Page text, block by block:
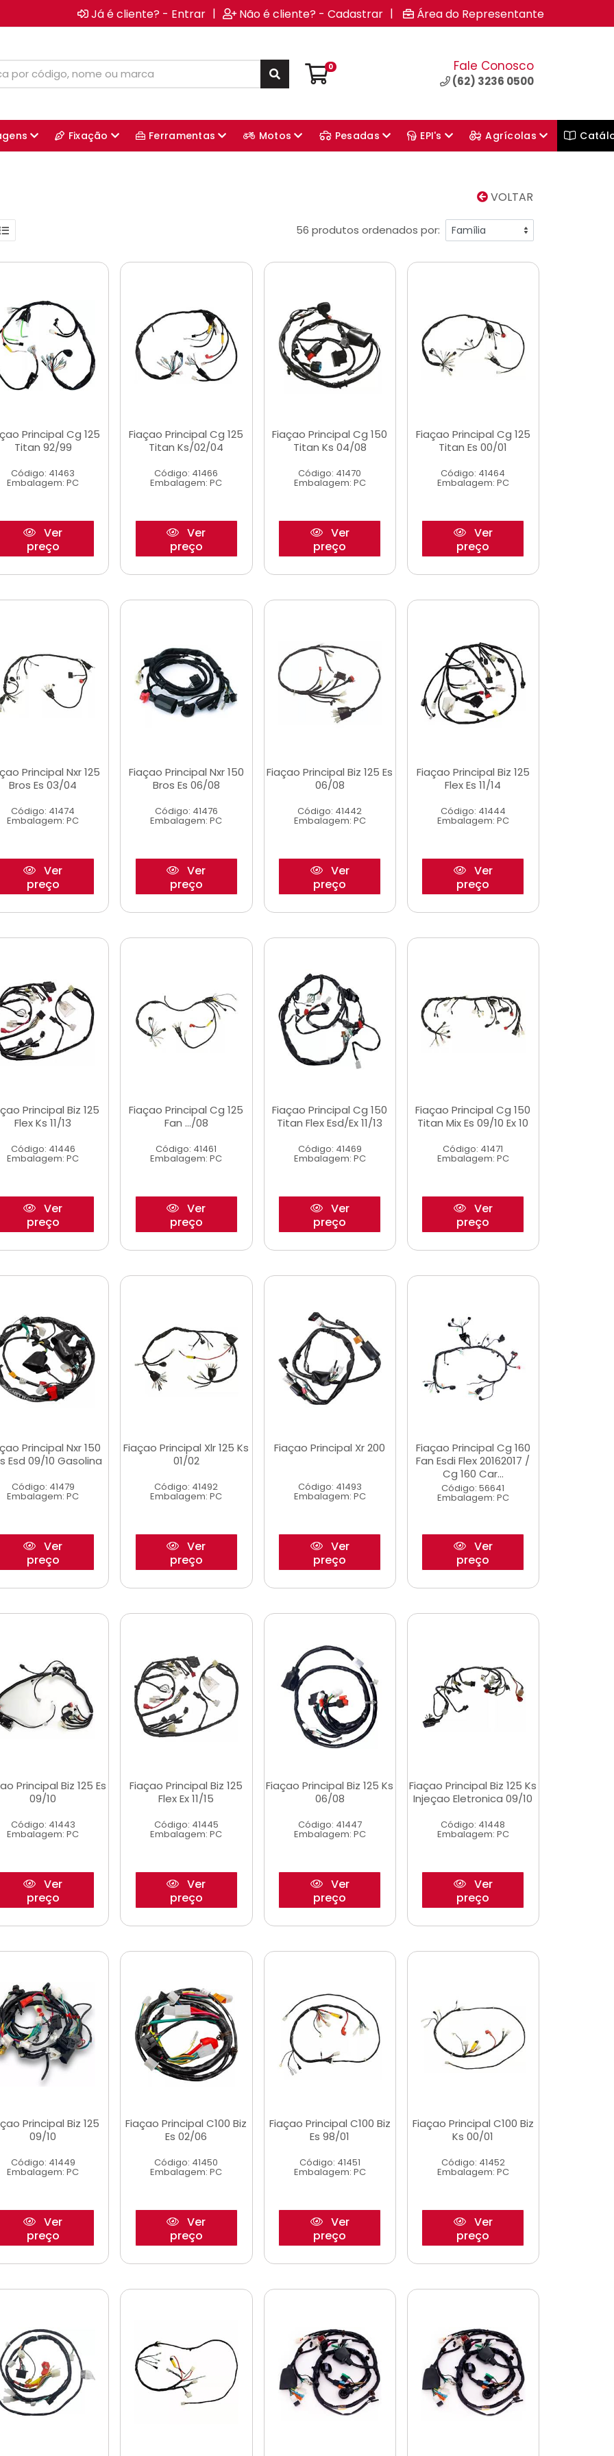
Já é cliente? - Entrar | Não é cliente? - Cadastrar | Área do Representante
0 Fale Conosco
(62) 3236 0500
Fixação Ferramentas Motos Pesadas EPI's Agrícolas
VOLTAR
56 produtos ordenados por:
Principal Cg 125
Titan 92/99
Código: 41463
Embalagem: PC
Ver
preço
Fiaçao Principal Cg 125
Titan Ks/02/04
Código: 41466
Embalagem: PC
Ver
preço
Fiaçao Principal Cg 150
Titan Ks 04/08
Código: 41470
Embalagem: PC
Ver
preço
Fiaçao Principal Cg 125
Titan Es 00/01
Código: 41464
Embalagem: PC
Ver
preço
Principal Nxr 125
Bros Es 03/04
Código: 41474
Embalagem: PC
Ver
preço
Fiaçao Principal Nxr 150
Bros Es 06/08
Código: 41476
Embalagem: PC
Ver
preço
Fiaçao Principal Biz 125 Es
06/08
Código: 41442
Embalagem: PC
Ver
preço
Fiaçao Principal Biz 125
Flex Es 11/14
Código: 41444
Embalagem: PC
Ver
preço
Principal Biz 125
Flex Ks 11/13
Código: 41446
Embalagem: PC
Ver
preço
Fiaçao Principal Cg 125
Fan .../08
Código: 41461
Embalagem: PC
Ver
preço
Fiaçao Principal Cg 150
Titan Flex Esd/Ex 11/13
Código: 41469
Embalagem: PC
Ver
preço
Fiaçao Principal Cg 150
Titan Mix Es 09/10 Ex 10
Código: 41471
Embalagem: PC
Ver
preço
Principal Nxr 150
Esd 09/10 Gasolina
Código: 41479
Embalagem: PC
Ver
preço
Fiaçao Principal Xlr 125 Ks
01/02
Código: 41492
Embalagem: PC
Ver
preço
Fiaçao Principal Xr 200
Código: 41493
Embalagem: PC
Ver
preço
Fiaçao Principal Cg 160
Fan Esdi Flex 20162017 /
Cg 160 Car...
Código: 56641
Embalagem: PC
Ver
preço
Principal Biz 125 Es
09/10
Código: 41443
Embalagem: PC
Ver
preço
Fiaçao Principal Biz 125
Flex Ex 11/15
Código: 41445
Embalagem: PC
Ver
preço
Fiaçao Principal Biz 125 Ks
06/08
Código: 41447
Embalagem: PC
Ver
preço
Fiaçao Principal Biz 125 Ks
Injeçao Eletronica 09/10
Código: 41448
Embalagem: PC
Ver
preço
Principal Biz 125
09/10
Código: 41449
Embalagem: PC
Ver
preço
Fiaçao Principal C100 Biz
Es 02/06
Código: 41450
Embalagem: PC
Ver
preço
Fiaçao Principal C100 Biz
Es 98/01
Código: 41451
Embalagem: PC
Ver
preço
Fiaçao Principal C100 Biz
Ks 00/01
Código: 41452
Embalagem: PC
Ver
preço